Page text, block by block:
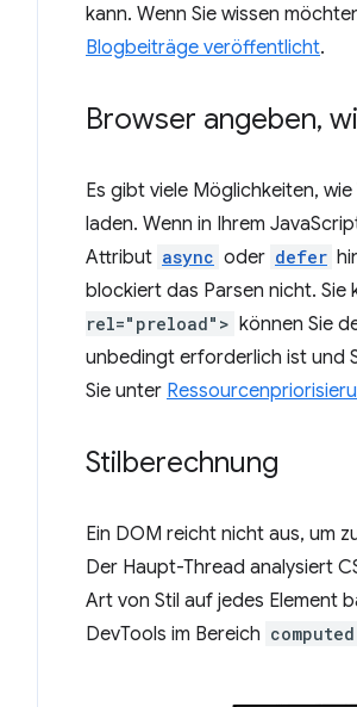
kann. Wenn Sie wissen
Blogbeiträge veröffentlicht.
Browser angeben,
Es gibt viele Möglichkeiten,
laden. Wenn in Ihrem
Attribut async oder defer
blockiert das Parsen nicht. Sie
rel="preload"> können Sie
unbedingt erforderlich ist und
Sie unter
Stilberechnung
Ein DOM reicht nicht aus, um
Der Haupt-Thread analysiert
Art von Stil auf jedes Element
DevTools im Bereich computed